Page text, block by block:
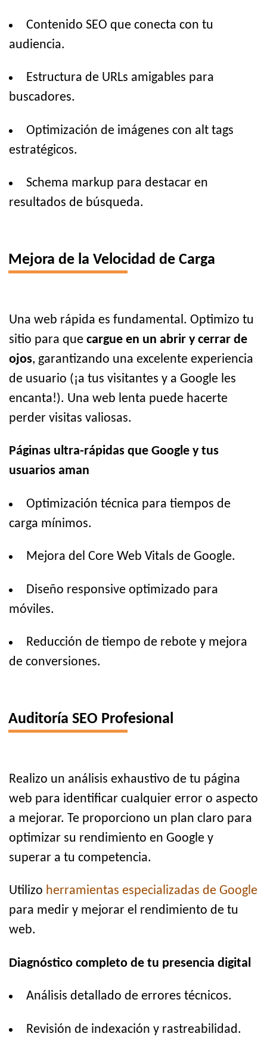
Contenido SEO que conecta con tu
audiencia.
Estructura de URLs amigables para
buscadores.
Optimización de imágenes con alt tags
estratégicos.
Schema markup para destacar en
resultados de búsqueda.
Mejora de la Velocidad de Carga
Una web rápida es fundamental. Optimizo tu
sitio para que cargue en un abrir y cerrar de
ojos, garantizando una excelente experiencia
de usuario (¡a tus visitantes y a Google les
encanta!). Una web lenta puede hacerte
perder visitas valiosas.
Páginas ultra-rápidas que Google y tus
usuarios aman
Optimización técnica para tiempos de
carga mínimos.
Mejora del Core Web Vitals de Google.
Diseño responsive optimizado para
móviles.
Reducción de tiempo de rebote y mejora
de conversiones.
Auditoría SEO Profesional
Realizo un análisis exhaustivo de tu página
web para identificar cualquier error o aspecto
a mejorar. Te proporciono un plan claro para
optimizar su rendimiento en Google y
superar a tu competencia.
Utilizo herramientas especializadas de Google
para medir y mejorar el rendimiento de tu
web.
Diagnóstico completo de tu presencia digital
Análisis detallado de errores técnicos.
Revisión de indexación y rastreabilidad.